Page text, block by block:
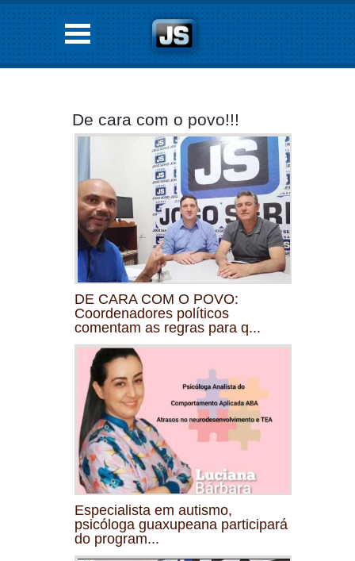
De cara com o povo!!!
DE CARA COM O POVO:
Coordenadores políticos
comentam as regras para q...
Especialista em autismo,
psicóloga guaxupeana participará
do program...